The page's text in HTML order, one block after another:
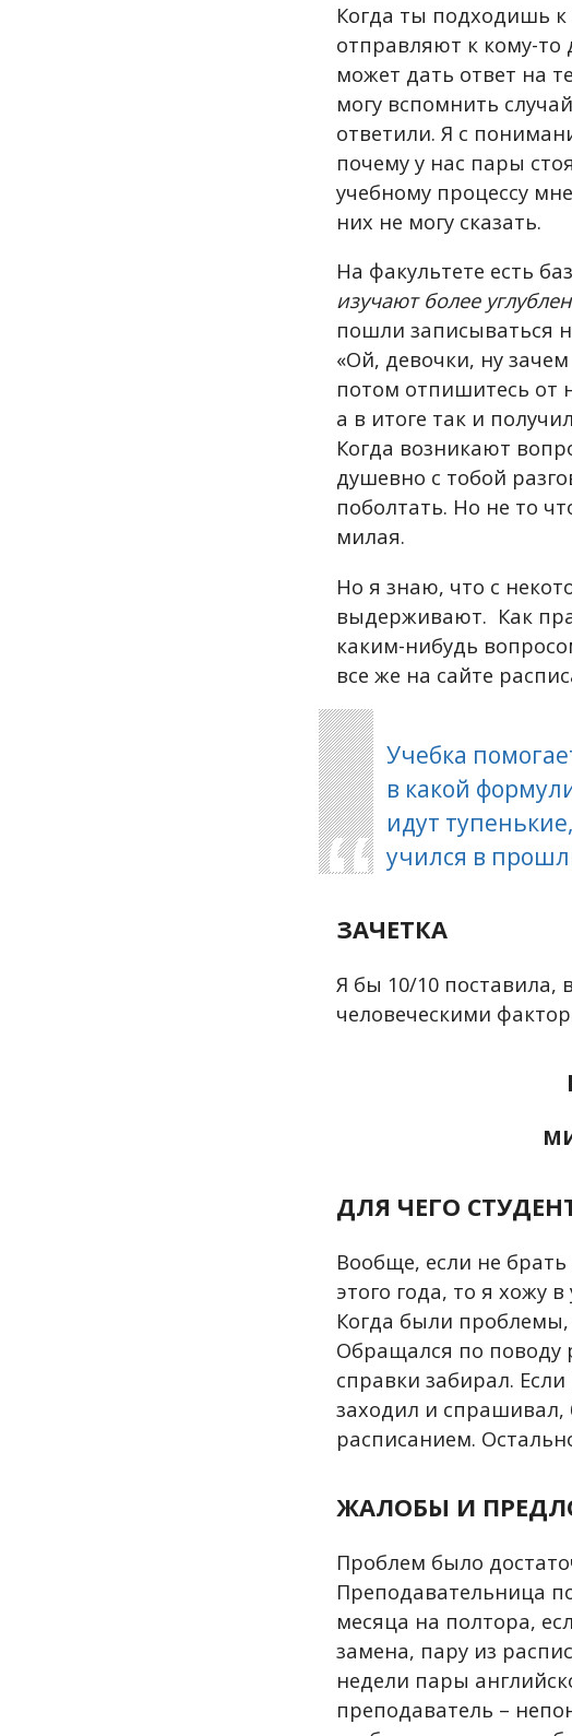
Когда ты подходишь
отправляют к кому-
может дать ответ на
могу вспомнить
ответили. Я с
почему у нас пары
учебному процессу
них не могу сказать.
На факультете есть
изучают более
пошли записываться
«Ой, девочки, ну
потом отпишитесь от
а в итоге так и
Когда возникают
душевно с тобой
поболтать. Но не то
милая.
Но я знаю, что с
выдерживают. Как
каким-нибудь
все же на сайте
Учебка
в какой
идут
учился в
ЗАЧЕТКА
Я бы 10/10 поставила,
человеческими
ДЛЯ ЧЕГО
Вообще, если не
этого года, то я хожу
Когда были
Обращался по поводу
справки забирал.
заходил и спрашивал,
расписанием.
ЖАЛОБЫ И
Проблем было
Преподавательница
месяца на полтора,
замена, пару из
недели пары
преподаватель –